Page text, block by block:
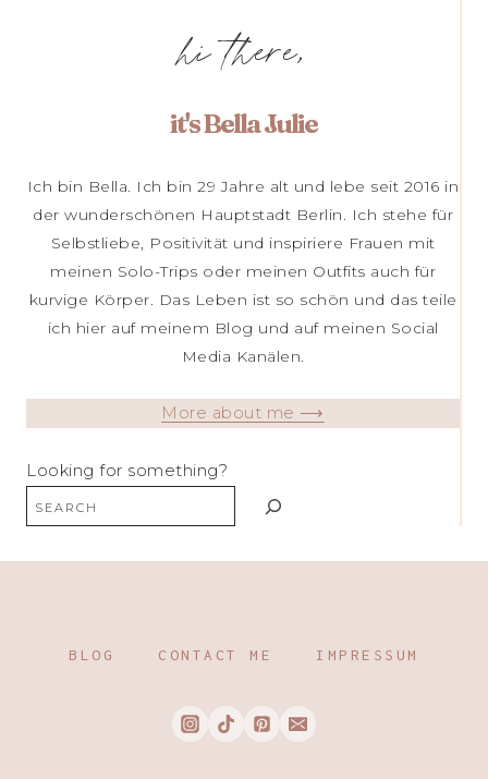
hi there,
it's Bella Julie
Ich bin Bella. Ich bin 29 Jahre alt und lebe seit 2016 in
der wunderschönen Hauptstadt Berlin. Ich stehe für
Selbstliebe, Positivität und inspiriere Frauen mit
meinen Solo-Trips oder meinen Outfits auch für
kurvige Körper. Das Leben ist so schön und das teile
ich hier auf meinem Blog und auf meinen Social
Media Kanälen.
More about me ⟶
Looking for something?
BLOG CONTACT ME IMPRESSUM